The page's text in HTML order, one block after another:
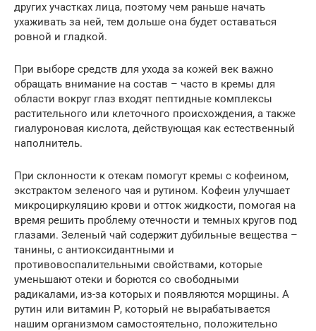
других участках лица, поэтому чем раньше начать
ухаживать за ней, тем дольше она будет оставаться
ровной и гладкой.
При выборе средств для ухода за кожей век важно
обращать внимание на состав – часто в кремы для
области вокруг глаз входят пептидные комплексы
растительного или клеточного происхождения, а также
гиалуроновая кислота, действующая как естественный
наполнитель.
При склонности к отекам помогут кремы с кофеином,
экстрактом зеленого чая и рутином. Кофеин улучшает
микроциркуляцию крови и отток жидкости, помогая на
время решить проблему отечности и темных кругов под
глазами. Зеленый чай содержит дубильные вещества –
танины, с антиоксидантными и
противовоспалительными свойствами, которые
уменьшают отеки и борются со свободными
радикалами, из-за которых и появляются морщины. А
рутин или витамин Р, который не вырабатывается
нашим организмом самостоятельно, положительно